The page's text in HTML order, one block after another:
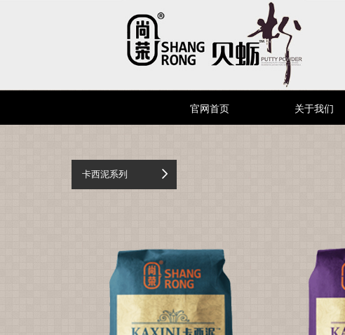
官网首页 关于我们
卡西泥系列